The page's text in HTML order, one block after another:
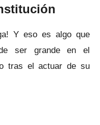
Y eso es algo que
ser grande en el
tras el actuar de su